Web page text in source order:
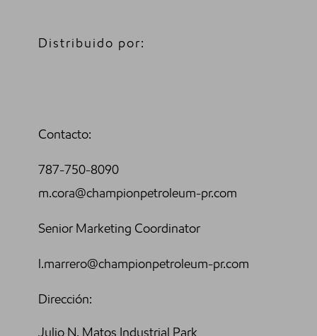
Distribuido por:
Contacto:
787-750-8090
m.cora@championpetroleum-pr.com
Senior Marketing Coordinator
l.marrero@championpetroleum-pr.com
Dirección:
Julio N. Matos Industrial Park